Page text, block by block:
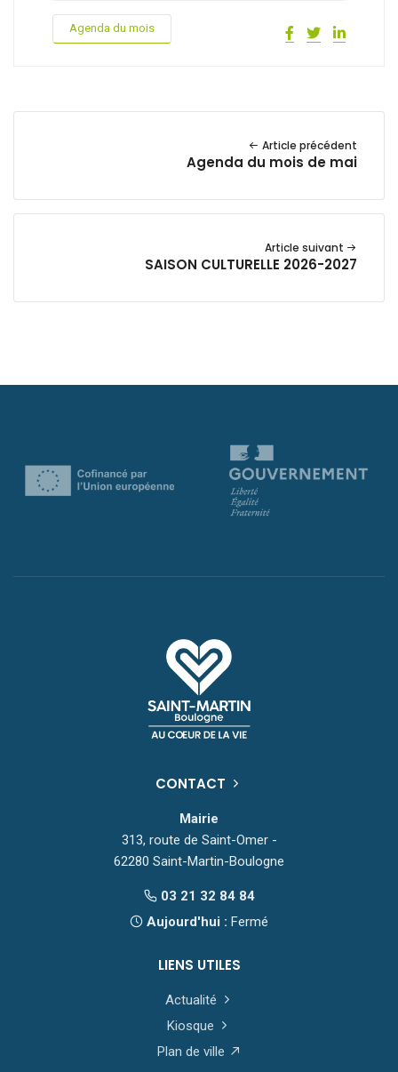
Agenda du mois
Article précédent
Agenda du mois de mai
Article suivant
SAISON CULTURELLE 2026-2027
CONTACT
Mairie
313, route de Saint-Omer -
62280 Saint-Martin-Boulogne
03 21 32 84 84
Aujourd'hui : Fermé
LIENS UTILES
Actualité
Kiosque
Plan de ville